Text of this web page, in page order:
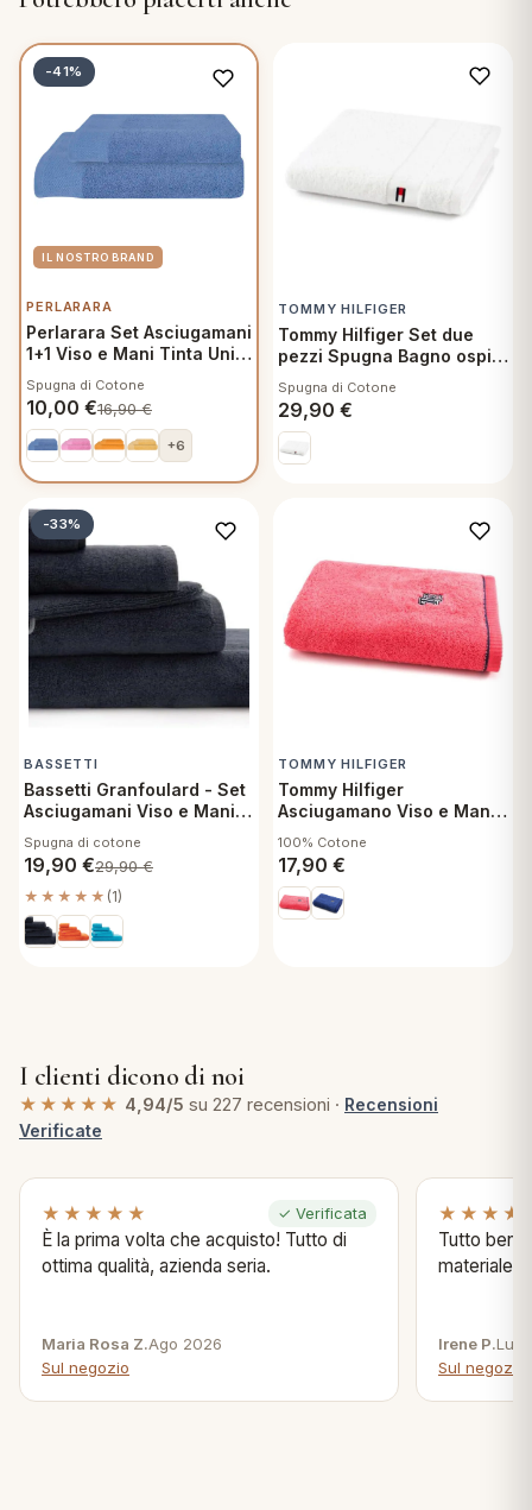
-41%
PERLARARA
Perlarara Set Asciugamani
1+1 Viso e Mani Tinta Unita
Spugna di Cotone
10,00 €16,90€
+6
TOMMY HILFIGER
Tommy Hilfiger Set due
pezzi Spugna Bagno ospite
Cotone Legend White
Spugna di Cotone
29,90 €
-33%
BASSETTI
Bassetti Granfoulard - Set
Asciugamani Viso e Mani
Spugna di cotone
19,90 €29,90€
★★★★★ (1)
TOMMY HILFIGER
Tommy Hilfiger
Asciugamano Viso e Mani
Pink
100% Cotone
17,90 €
I clienti dicono di noi
★★★★★ 4,94/5 su 227 recensioni · Recensioni
Verificate
★★★★★ ✓ Verificata
È la prima volta che acquisto! Tutto di
ottima qualità, azienda seria.
Maria Rosa Z.Ago 2026
Sul negozio
Tutto bene
materiale .
Irene P.Lug
Sul negozio